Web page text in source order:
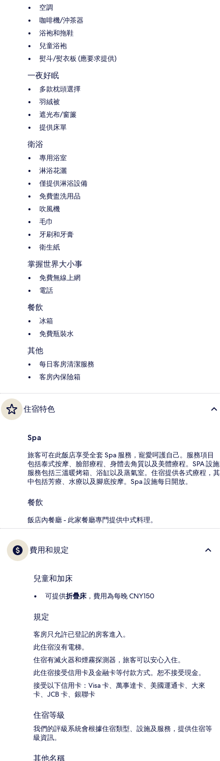
空調
咖啡機/沖茶器
浴袍和拖鞋
兒童浴袍
熨斗/熨衣板 (應要求提供)
一夜好眠
多款枕頭選擇
羽絨被
遮光布/窗簾
提供床單
衛浴
專用浴室
淋浴花灑
僅提供淋浴設備
免費盥洗用品
吹風機
毛巾
牙刷和牙膏
衛生紙
掌握世界大小事
免費無線上網
電話
餐飲
冰箱
免費瓶裝水
其他
每日客房清潔服務
客房內保險箱
住宿特色
Spa
旅客可在此飯店享受全套 Spa 服務，寵愛呵護自己。服務項目
包括泰式按摩、臉部療程、身體去角質以及美體療程。SPA 設施
服務包括三溫暖烤箱、浴缸以及蒸氣室。住宿提供各式療程，其
中包括芳療、水療以及腳底按摩。Spa 設施每日開放。
餐飲
飯店內餐廳 - 此家餐廳專門提供中式料理。
費用和規定
兒童和加床
可提供折疊床 ，費用為每晚 CNY150
規定
客房只允許已登記的房客進入。
此住宿沒有電梯。
住宿有滅火器和煙霧探測器，旅客可以安心入住。
此住宿接受信用卡及金融卡等付款方式。恕不接受現金。
接受以下信用卡：Visa 卡、萬事達卡、美國運通卡、大來
卡、JCB 卡、銀聯卡
住宿等級
我們的評級系統會根據住宿類型、設施及服務，提供住宿等
級資訊。
其他名稱